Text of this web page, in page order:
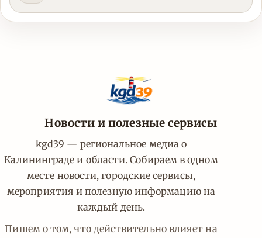
Новости и полезные сервисы
kgd39 — региональное медиа о
Калининграде и области. Собираем в одном
месте новости, городские сервисы,
мероприятия и полезную информацию на
каждый день.
Пишем о том, что действительно влияет на